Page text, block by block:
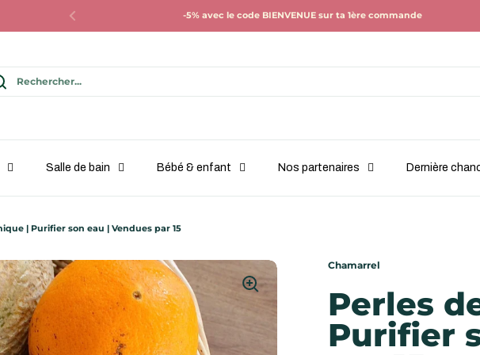
Précédent -5% avec le code BIENVENUE sur ta 1ère commande
Salle de bain Bébé & enfant Nos partenaires Dernière
| Purifier son eau | Vendues par 15
Chamarrel
Perles
Purifier